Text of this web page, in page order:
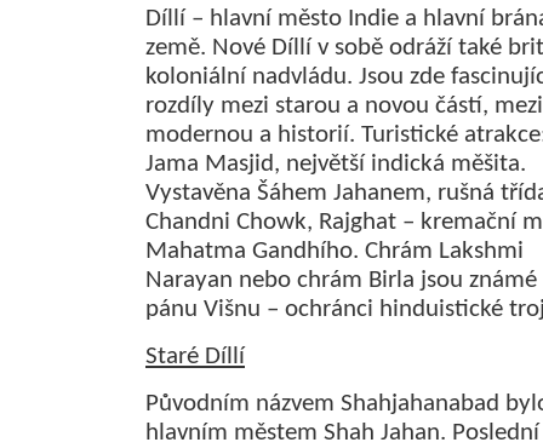
Díllí – hlavní město Indie a hlavní
země. Nové Díllí v sobě odráží také
koloniální nadvládu. Jsou zde
rozdíly mezi starou a novou částí, mezi
modernou a historií. Turistické
Jama Masjid, největší indická měšita.
Vystavěna Šáhem Jahanem, rušná
Chandni Chowk, Rajghat – kremační
Mahatma Gandhího. Chrám Lakshmi
Narayan nebo chrám Birla jsou
pánu Višnu – ochránci hinduistické
Staré Díllí
Původním názvem Shahjahanabad
hlavním městem Shah Jahan.